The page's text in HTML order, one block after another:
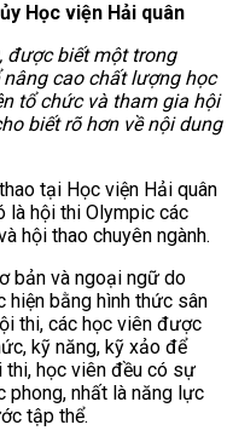
Học viện Hải quân
được biết một trong
cao chất lượng học
tổ chức và tham gia hội
biết rõ hơn về nội dung
tại Học viện Hải quân
là hội thi Olympic các
hội thao chuyên ngành.
bản và ngoại ngữ do
hiện bằng hình thức sân
thi, các học viên được
kỹ năng, kỹ xảo để
thi, học viên đều có sự
phong, nhất là năng lực
tập thể.